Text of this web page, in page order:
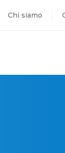
Chi siamo